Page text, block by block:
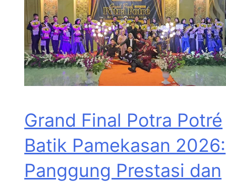
Grand Final Potra Potré
Batik Pamekasan 2026:
Panggung Prestasi dan